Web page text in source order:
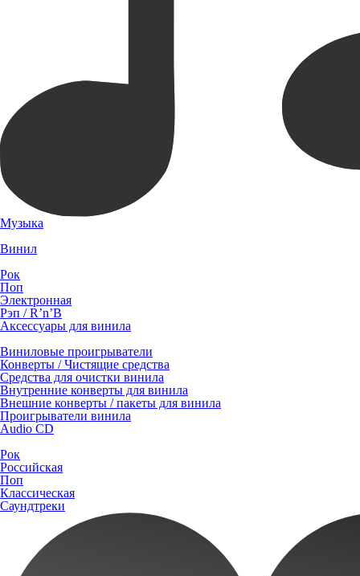
Музыка
Винил
Рок
Поп
Электронная
Рэп / R’n’B
Аксессуары для винила
Виниловые проигрыватели
Конверты / Чистящие средства
Средства для очистки винила
Внутренние конверты для винила
Внешние конверты / пакеты для винила
Проигрыватели винила
Audio CD
Рок
Российская
Поп
Классическая
Саундтреки